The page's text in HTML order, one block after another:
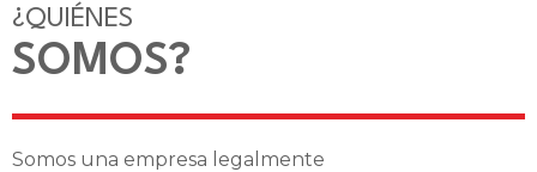
¿QUIÉNES
SOMOS?
Somos una empresa legalmente